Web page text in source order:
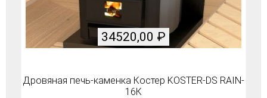
Дровяная печь-каменка Костер KOSTER-DS RAIN-
16К
34520,00 ₽